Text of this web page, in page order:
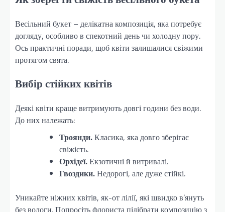
Весільний букет – делікатна композиція, яка потребує
догляду, особливо в спекотний день чи холодну пору.
Ось практичні поради, щоб квіти залишалися свіжими
протягом свята.
Вибір стійких квітів
Деякі квіти краще витримують довгі години без води.
До них належать:
Троянди.Класика, яка довго зберігає
свіжість.
Орхідеї.Екзотичні й витривалі.
Гвоздики.Недорогі, але дуже стійкі.
Уникайте ніжних квітів, як-от лілії, які швидко в’януть
без вологи. Попросіть флориста підібрати композицію з